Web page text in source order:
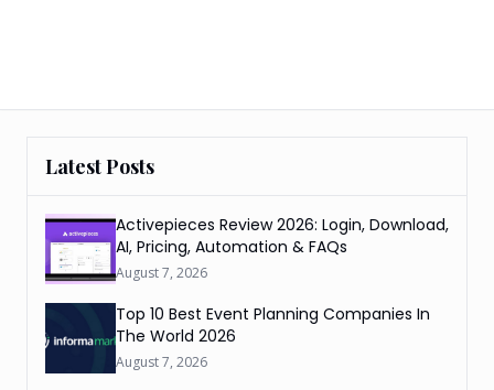
Latest Posts
Activepieces Review 2026: Login, Download,
AI, Pricing, Automation & FAQs
August 7, 2026
Top 10 Best Event Planning Companies In
The World 2026
August 7, 2026